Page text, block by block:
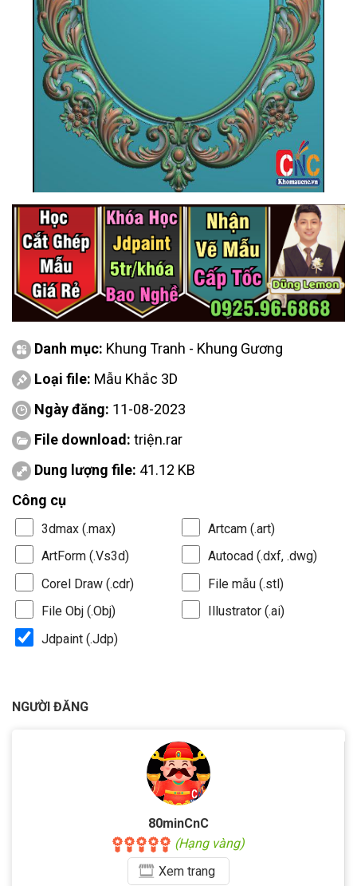
Danh mục: Khung Tranh - Khung Gương
Loại file: Mẫu Khắc 3D
Ngày đăng: 11-08-2023
File download: triện.rar
Dung lượng file: 41.12 KB
Công cụ
3dmax (.max)
Artcam (.art)
ArtForm (.Vs3d)
Autocad (.dxf, .dwg)
Corel Draw (.cdr)
File mẫu (.stl)
File Obj (.Obj)
Illustrator (.ai)
Jdpaint (.Jdp)
NGƯỜI ĐĂNG
80minCnC
(Hạng vàng)
Xemtrang